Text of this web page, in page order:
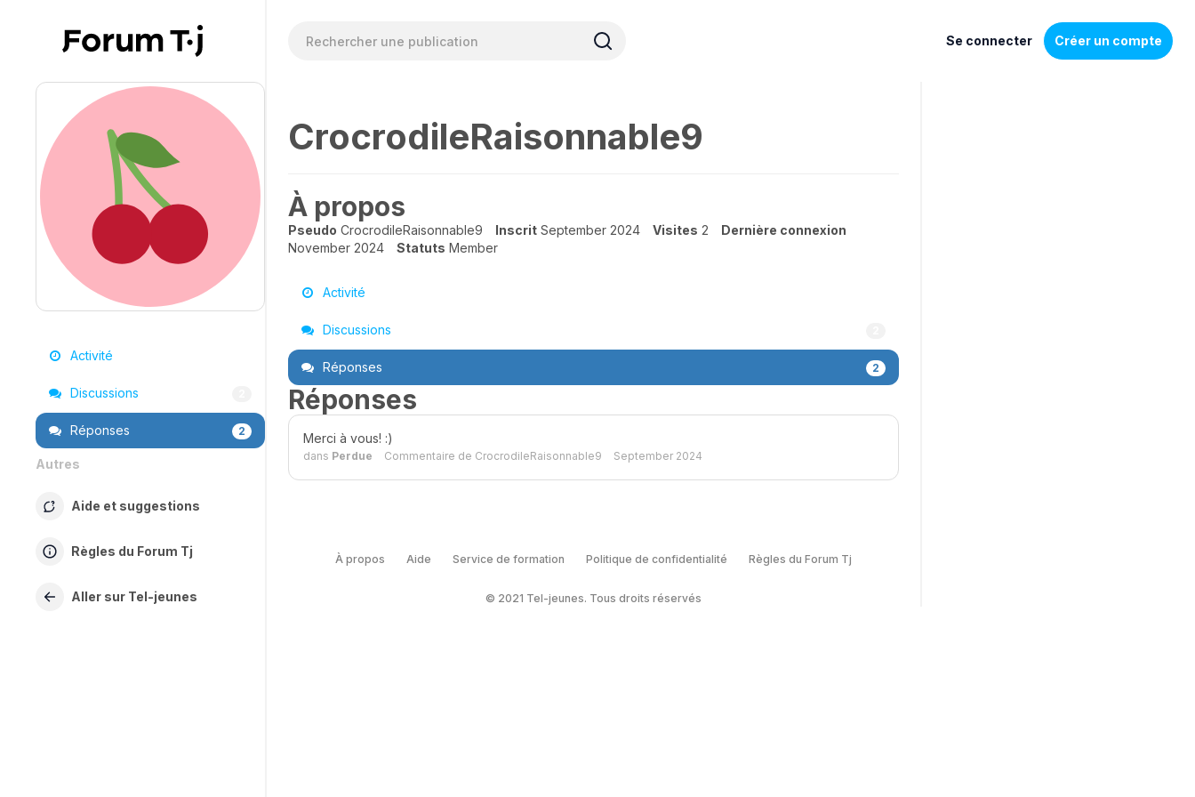
Se connecter Créer un compte
Activité
Discussions
Réponses 2
Autres
Aide et suggestions
Règles du Forum Tj
Aller sur Tel-jeunes
CrocrodileRaisonnable9
À propos
Pseudo CrocrodileRaisonnable9 Inscrit September 2024 Visites 2
Dernière connexion
November 2024
Statuts Member
Activité
Discussions
Réponses 2
Réponses
Merci à vous! :)
dans Perdue Commentaire de CrocrodileRaisonnable9 September 2024
À propos Aide Service de formation Politique de confidentialité Règles du Forum Tj
© 2021 Tel-jeunes. Tous droits réservés